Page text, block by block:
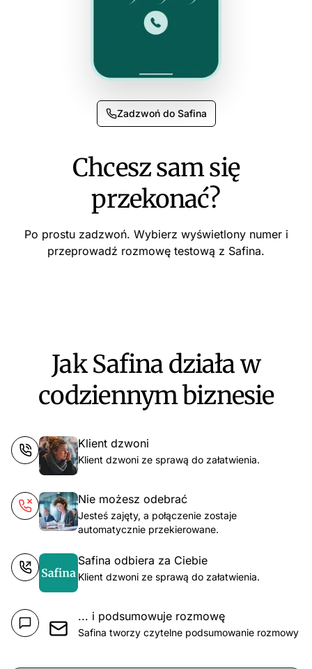
Zadzwoń do Safina
Chcesz sam się
przekonać?
Po prostu zadzwoń. Wybierz wyświetlony numer i
przeprowadź rozmowę testową z Safina.
Jak Safina działa w
codziennym biznesie
Klient dzwoni
Klient dzwoni ze sprawą do załatwienia.
Nie możesz odebrać
Jesteś zajęty, a połączenie zostaje
automatycznie przekierowane.
Safina odbiera za Ciebie
Klient dzwoni ze sprawą do załatwienia.
... i podsumowuje rozmowę
Safina tworzy czytelne podsumowanie rozmowy